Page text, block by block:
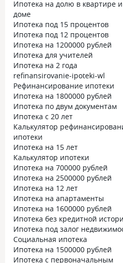
Ипотека на долю в квартире и
доме
Ипотека под 15 процентов
Ипотека под 12 процентов
Ипотека на 1200000 рублей
Ипотека для учителей
Ипотека на 2 года
refinansirovanie-ipoteki-wl
Рефинансирование ипотеки
Ипотека на 1800000 рублей
Ипотека по двум документам
Ипотека с 20 лет
Калькулятор
ипотеки
Ипотека на 15 лет
Калькулятор ипотеки
Ипотека на 700000 рублей
Ипотека на 2500000 рублей
Ипотека на 12 лет
Ипотека на апартаменты
Ипотека на 1600000 рублей
Ипотека без кредитной
Ипотека под залог
Социальная ипотека
Ипотека на 1500000 рублей
Ипотека с первоначальным